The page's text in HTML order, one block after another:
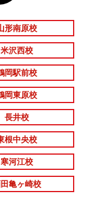
形南原校
米沢西校
岡駅前校
岡東原校
長井校
根中央校
寒河江校
亀ヶ崎校